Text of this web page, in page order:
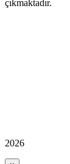
çıkmaktadır.
2026